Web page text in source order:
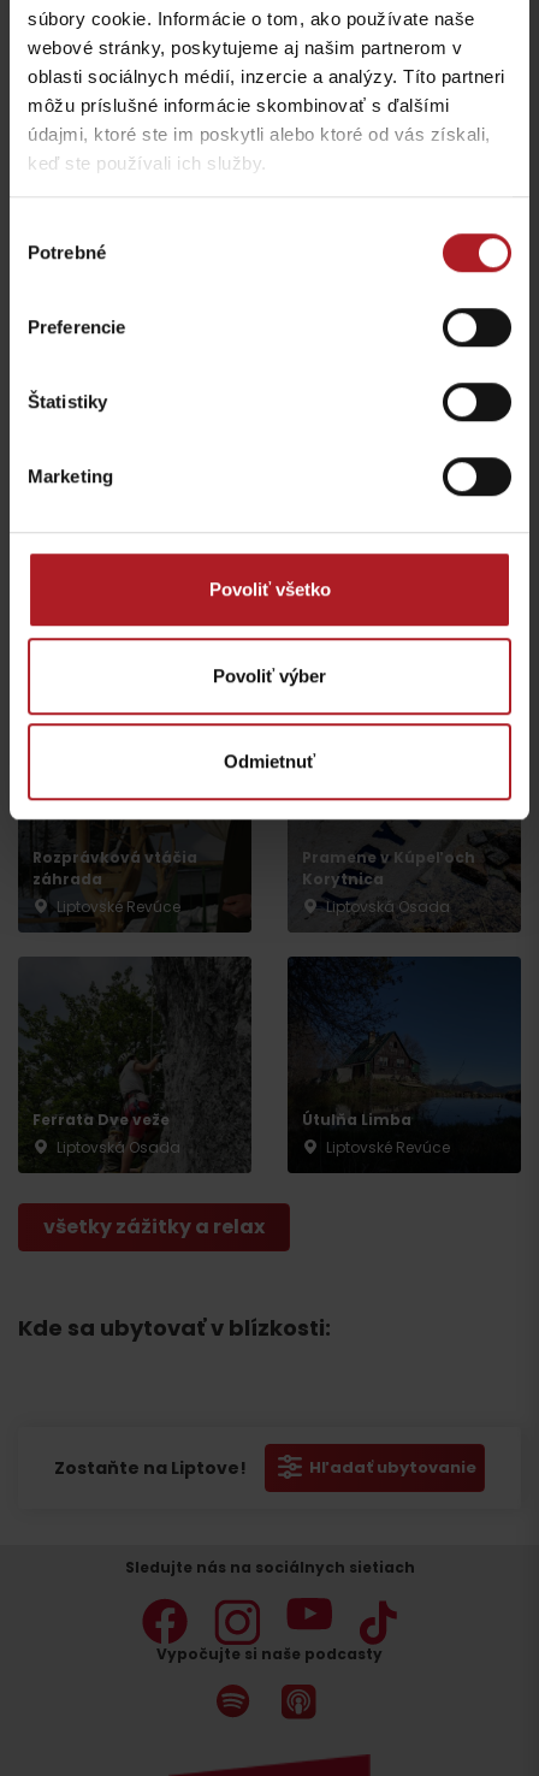
súbory cookie. Informácie o tom, ako používate naše
webové stránky, poskytujeme aj našim partnerom v
oblasti sociálnych médií, inzercie a analýzy. Títo partneri
môžu príslušné informácie skombinovať s ďalšími
údajmi, ktoré ste im poskytli alebo ktoré od vás získali,
keď ste používali ich služby.
súhlasu
Potrebné
Preferencie
Štatistiky
Marketing
Povoliť všetko
Povoliť výber
Odmietnuť
Liptovská Osada
Ľubochňa
Ružomberok -
Podsuchá
Partizánska Ľupča
všetky miesta kde jesť a piť
ebike nabíjacia stanica
ebike nabíjacia stanica
Rozprávková vtáčia
záhrada
Liptovské Revúce
Pramene v Kúpeľoch
Korytnica
Liptovská Osada
Ferrata Dve veže
Liptovská Osada
Útulňa Limba
Liptovské Revúce
všetky zážitky a relax
Kde sa ubytovať v blízkosti:
Zostaňte na Liptove! Hľadať ubytovanie
Sledujte nás na sociálnych sietiach
Vypočujte si naše podcasty